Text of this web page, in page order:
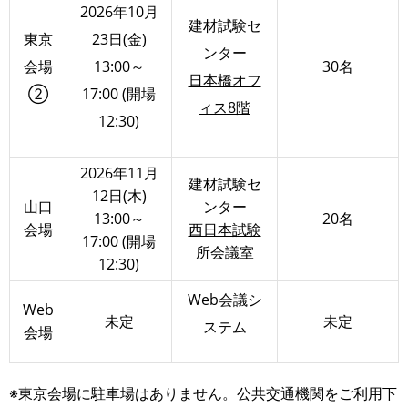
東京
会場
②
2026年10月
23日(金)
13:00～
17:00 (開場
12:30)
建材試験セ
ンター
日本橋オフ
ィス8階
30名
山口
会場
2026年11月
12日(木)
13:00～
17:00 (開場
12:30)
建材試験セ
ンター
西日本試験
所会議室
20名
Web
会場
未定
Web会議シ
ステム
未定
※東京会場に駐車場はありません。公共交通機関をご利用下